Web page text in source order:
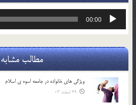
پخش‌کننده
00:00
مطالب مشابه
ويژگي هاي خانواده در جامعه اسوه ي اسلام
29 اسفند 03